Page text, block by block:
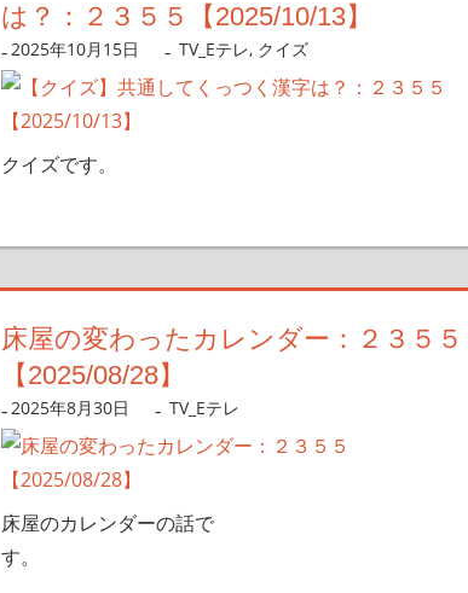
は？：２３５５【2025/10/13】
2025年10月15日 nanigoto
TV_Eテレ, クイズ
クイズです。
床屋の変わったカレンダー：２３５５
【2025/08/28】
2025年8月30日 nanigoto
TV_Eテレ
床屋のカレンダーの話で
す。